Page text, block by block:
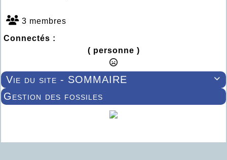
3 membres
Connectés :
( personne )

Vie du site - SOMMAIRE
Gestion des fossiles